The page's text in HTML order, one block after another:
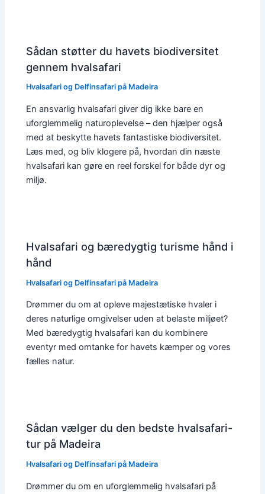
Sådan støtter du havets biodiversitet
gennem hvalsafari
Hvalsafari og Delfinsafari på Madeira
En ansvarlig hvalsafari giver dig ikke bare en
uforglemmelig naturoplevelse – den hjælper også
med at beskytte havets fantastiske biodiversitet.
Læs med, og bliv klogere på, hvordan din næste
hvalsafari kan gøre en reel forskel for både dyr og
miljø.
Hvalsafari og bæredygtig turisme hånd i
hånd
Hvalsafari og Delfinsafari på Madeira
Drømmer du om at opleve majestætiske hvaler i
deres naturlige omgivelser uden at belaste miljøet?
Med bæredygtig hvalsafari kan du kombinere
eventyr med omtanke for havets kæmper og vores
fælles natur.
Sådan vælger du den bedste hvalsafari-
tur på Madeira
Hvalsafari og Delfinsafari på Madeira
Drømmer du om en uforglemmelig hvalsafari på